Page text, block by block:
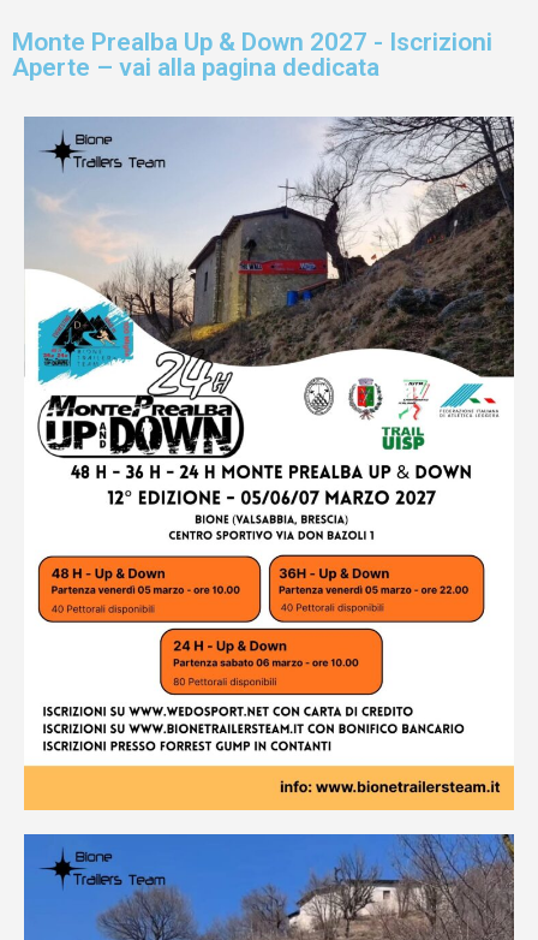
Monte Prealba Up & Down 2027 - Iscrizioni
Aperte – vai alla pagina dedicata